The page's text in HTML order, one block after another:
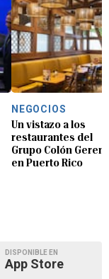
NEGOCIOS
Un vistazo a los
restaurantes del
Grupo Colón
en Puerto Rico
DISPONIBLE EN
App Store